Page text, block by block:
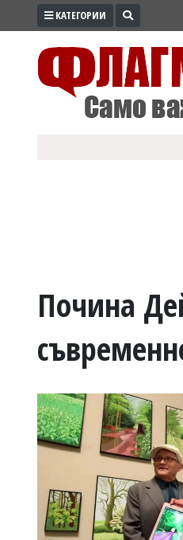
ПРОМО
ВОЙНАТА
УКРАЙНА
РАЗСЛЕДВАНЕ
БИЗНЕС
Управители:
Веселин
Василев,
КАТЕГОРИИ
Почина